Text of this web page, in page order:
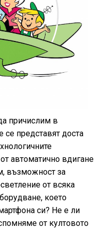
причислим в
се представят доста
автоматично вдигане
възможност за
от всяка
което
си? Не е ли
от култовото